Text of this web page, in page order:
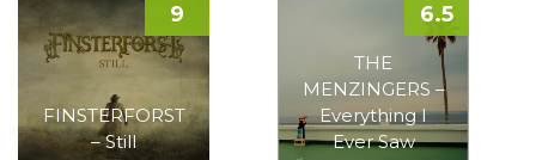
FINSTERFORST
– Still
9
THE
MENZINGERS –
Everything I
Ever Saw
6.5